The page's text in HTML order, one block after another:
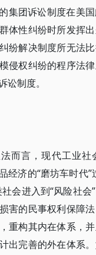
集团诉讼制度在美
体性纠纷时所发挥
纷解决制度所无法
侵权纠纷的程序法
讼制度。
而言，现代工业社
经济的“磨坊车时代”
会进入到“风险社会
害的民事权利保障
重构其内在体系，
出完善的外在体系